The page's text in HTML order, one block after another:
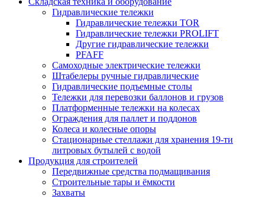
Гидравлические тележки
Гидравлические тележки TOR
Гидравлические тележки PROLIFT
Другие гидравлические тележки
PFAFF
Самоходные электрические тележки
Штабелеры ручные гидравлические
Гидравлические подъемные столы
Тележки для перевозки баллонов и грузов
Платформенные тележки на колесах
Ограждения для паллет и поддонов
Колеса и колесные опоры
Стационарные стеллажи для хранения 19-ти
литровых бутылей с водой
Продукция для строителей
Передвижные средства подмащивания
Строительные тары и ёмкости
Захваты